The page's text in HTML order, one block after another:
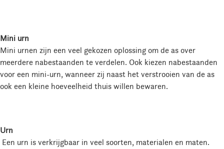
Mini urn
Mini urnen zijn een veel gekozen oplossing om de as over
meerdere nabestaanden te verdelen. Ook kiezen nabestaanden
voor een mini-urn, wanneer zij naast het verstrooien van de as
ook een kleine hoeveelheid thuis willen bewaren.
Urn
Een urn is verkrijgbaar in veel soorten, materialen en maten.